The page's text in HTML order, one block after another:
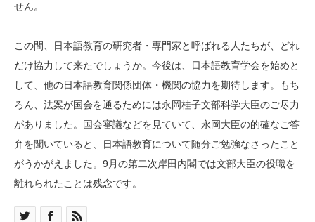
せん。
この間、日本語教育の研究者・専門家と呼ばれる人たちが、どれ
だけ協力して来たでしょうか。今後は、日本語教育学会を始めと
して、他の日本語教育関係団体・機関の協力を期待します。もち
ろん、法案が国会を通るためには永岡桂子文部科学大臣のご尽力
がありました。国会審議などを見ていて、永岡大臣の的確なご答
弁を聞いていると、日本語教育について随分ご勉強なさったこと
がうかがえました。9月の第二次岸田内閣では文部大臣の役職を
離れられたことは残念です。